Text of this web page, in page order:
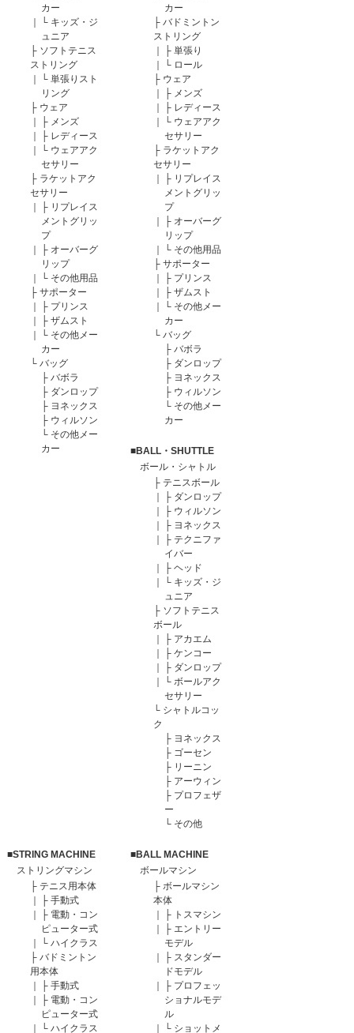
カー
｜
└ キッズ・ジ
ュニア
├ ソフトテニス
ストリング
｜
└ 単張りスト
リング
├ ウェア
｜
├ メンズ
｜
├ レディース
｜
└ ウェアアク
セサリー
├ ラケットアク
セサリー
｜
├ リプレイス
メントグリッ
プ
｜
├ オーバーグ
リップ
｜
└ その他用品
├ サポーター
｜
├ プリンス
｜
├ ザムスト
｜
└ その他メー
カー
└ バッグ
├ バボラ
├ ダンロップ
├ ヨネックス
├ ウィルソン
└ その他メー
カー
カー
├ バドミントン
ストリング
｜
├ 単張り
｜
└ ロール
├ ウェア
｜
├ メンズ
｜
├ レディース
｜
└ ウェアアク
セサリー
├ ラケットアク
セサリー
｜
├ リプレイス
メントグリッ
プ
｜
├ オーバーグ
リップ
｜
└ その他用品
├ サポーター
｜
├ プリンス
｜
├ ザムスト
｜
└ その他メー
カー
└ バッグ
├ バボラ
├ ダンロップ
├ ヨネックス
├ ウィルソン
└ その他メー
カー
■BALL・SHUTTLE
ボール・シャトル
├ テニスボール
｜
├ ダンロップ
｜
├ ウィルソン
｜
├ ヨネックス
｜
├ テクニファ
イバー
｜
├ ヘッド
｜
└ キッズ・ジ
ュニア
├ ソフトテニス
ボール
｜
├ アカエム
｜
├ ケンコー
｜
├ ダンロップ
｜
└ ボールアク
セサリー
└ シャトルコッ
ク
├ ヨネックス
├ ゴーセン
├ リーニン
├ アーウィン
├ プロフェザ
ー
└ その他
■STRING MACHINE
ストリングマシン
├ テニス用本体
｜
├ 手動式
｜
├ 電動・コン
ピューター式
｜
└ ハイクラス
├ バドミントン
用本体
｜
├ 手動式
｜
├ 電動・コン
ピューター式
｜
└ ハイクラス
■BALL MACHINE
ボールマシン
├ ボールマシン
本体
｜
├ トスマシン
｜
├ エントリー
モデル
｜
├ スタンダー
ドモデル
｜
├ プロフェッ
ショナルモデ
ル
｜
└ ショットメ